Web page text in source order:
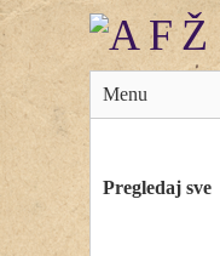
Menu
Pregledaj sve